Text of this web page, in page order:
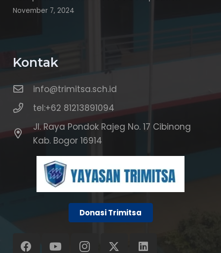
November 7, 2024
Kontak
info@trimitsa.sch.id
tel:+62 81213891094
Jl. Raya Pondok Rajeg No. 17 Cibinong
Kab. Bogor 16914
Donasi Trimitsa